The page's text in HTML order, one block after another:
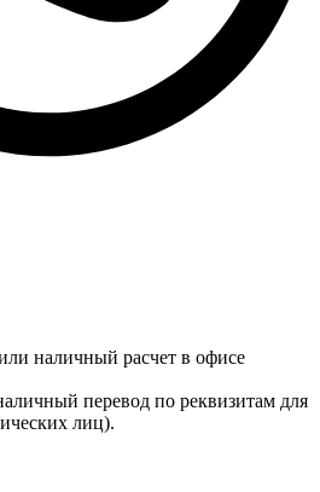
наличный расчет в офисе
перевод по реквизитам для
лиц).